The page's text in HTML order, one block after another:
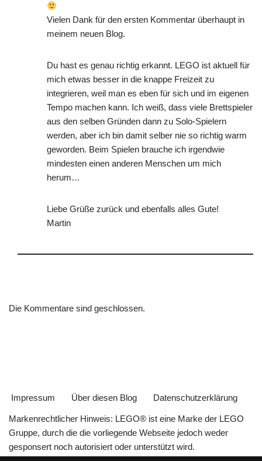
Vielen Dank für den ersten Kommentar überhaupt in
meinem neuen Blog.
Du hast es genau richtig erkannt. LEGO ist aktuell für
mich etwas besser in die knappe Freizeit zu
integrieren, weil man es eben für sich und im eigenen
Tempo machen kann. Ich weiß, dass viele Brettspieler
aus den selben Gründen dann zu Solo-Spielern
werden, aber ich bin damit selber nie so richtig warm
geworden. Beim Spielen brauche ich irgendwie
mindesten einen anderen Menschen um mich
herum…
Liebe Grüße zurück und ebenfalls alles Gute!
Martin
Die Kommentare sind geschlossen.
Impressum Über diesen Blog Datenschutzerklärung
Markenrechtlicher Hinweis: LEGO® ist eine Marke der LEGO
Gruppe, durch die die vorliegende Webseite jedoch weder
gesponsert noch autorisiert oder unterstützt wird.